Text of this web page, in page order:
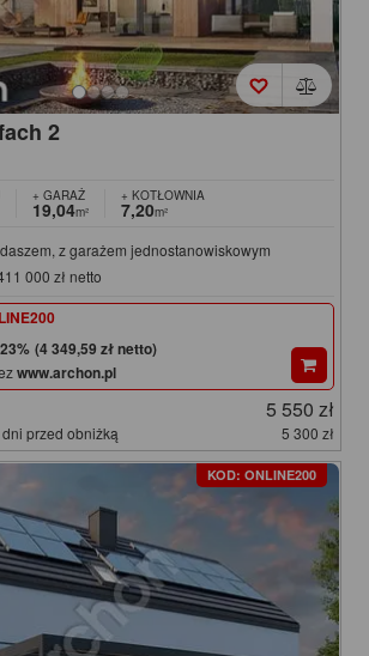
2
+ GARAŻ
19,04m²
+ KOTŁOWNIA
7,20m²
z garażem jednostanowiskowym
000 zł netto
(4 349,59 zł netto)
www.archon.pl
5 550 zł
przed obniżką 5 300 zł
KOD: ONLINE200